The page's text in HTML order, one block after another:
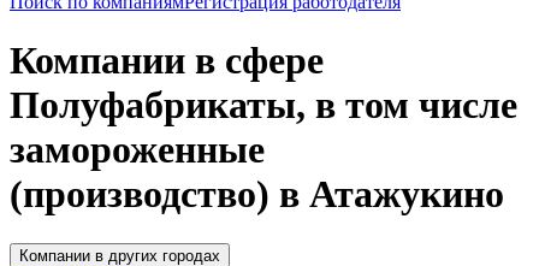
Компании в сфере
Полуфабрикаты, в том числе
замороженные
(производство) в Атажукино
Компании в других городах